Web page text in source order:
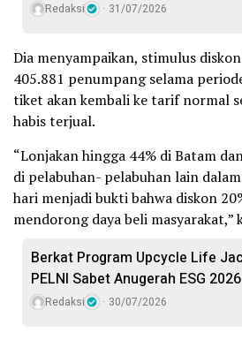
Redaksi 31/07/2026
Dia menyampaikan, stimulus
405.881 penumpang selama
tiket akan kembali ke tarif normal
habis terjual.
“Lonjakan hingga 44% di Batam
di pelabuhan- pelabuhan lain
hari menjadi bukti bahwa diskon
mendorong daya beli masyarakat,”
Berkat Program Upcycle Life
PELNI Sabet Anugerah ESG 2026
Redaksi 30/07/2026